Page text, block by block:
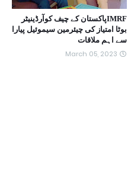
IMRFپاکستان کے چیف کوآرڈینیٹر
بوٹا امتیاز کی چیئرمین سیموئیل پیارا
سے اہم ملاقات
March 05, 2023